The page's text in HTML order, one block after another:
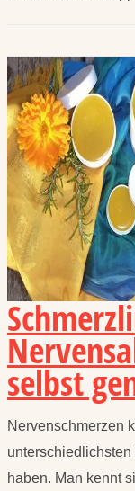
selbst
Nervenschmerzen
unterschiedlichsten
haben. Man kennt